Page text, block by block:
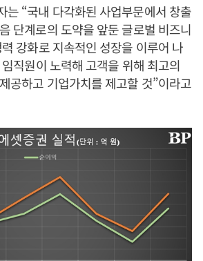
는 “국내 다각화된 사업부문에서 창출
단계로의 도약을 앞둔 글로벌 비즈니
강화로 지속적인 성장을 이루어 나
직원이 노력해 고객을 위해 최고의
공하고 기업가치를 제고할 것”이라고